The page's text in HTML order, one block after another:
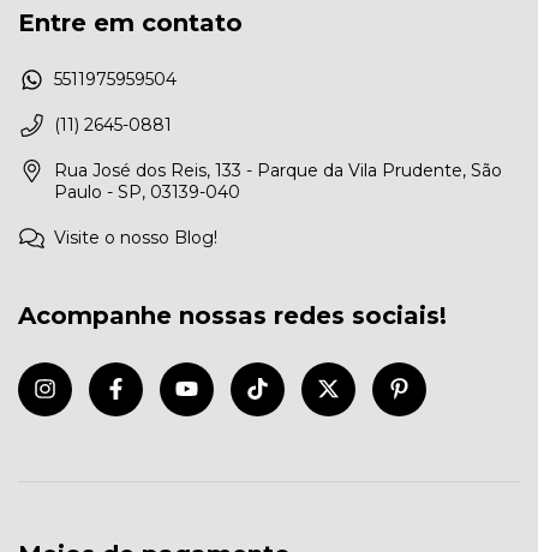
Entre em contato
5511975959504
(11) 2645-0881
Rua José dos Reis, 133 - Parque da Vila Prudente, São
Paulo - SP, 03139-040
Visite o nosso Blog!
Acompanhe nossas redes sociais!